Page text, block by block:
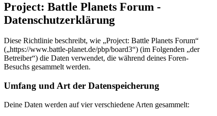
Project: Battle Planets Forum -
Datenschutzerklärung
Diese Richtlinie beschreibt, wie „Project: Battle Planets Forum“
(„https://www.battle-planet.de/pbp/board3“) (im Folgenden „der
Betreiber“) die Daten verwendet, die während deines Foren-
Besuchs gesammelt werden.
Umfang und Art der Datenspeicherung
Deine Daten werden auf vier verschiedene Arten gesammelt: